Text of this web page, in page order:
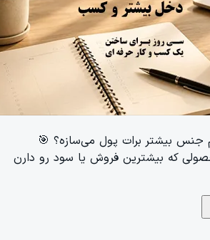
جنس بیشتر برات پول می‌سازه؟ 🎯
که بیشترین فروش یا سود رو دارن